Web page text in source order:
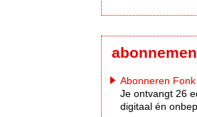
Abonneren
Je ontvangt 26
digitaal én